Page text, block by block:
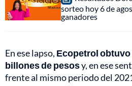
sorteo hoy 6 de
ganadores
En ese lapso, Ecopetrol
billones de pesosy, en ese
frente al mismo periodo del